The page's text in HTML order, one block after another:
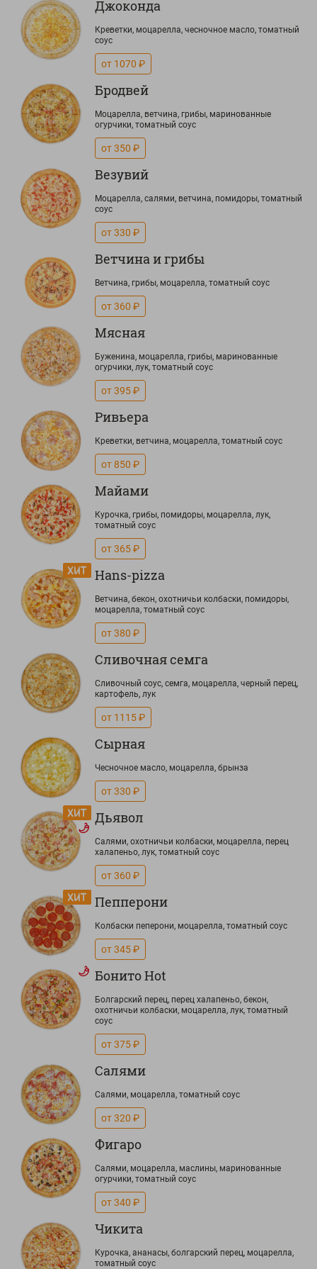
Джоконда
Креветки, моцарелла, чесночное масло, томатный
соус
от 1070 ₽
Бродвей
Моцарелла, ветчина, грибы, маринованные
огурчики, томатный соус
от 350 ₽
Везувий
Моцарелла, салями, ветчина, помидоры, томатный
соус
от 330 ₽
Ветчина и грибы
Ветчина, грибы, моцарелла, томатный соус
от 360 ₽
Мясная
Буженина, моцарелла, грибы, маринованные
огурчики, лук, томатный соус
от 395 ₽
Ривьера
Креветки, ветчина, моцарелла, томатный соус
от 850 ₽
Майами
Курочка, грибы, помидоры, моцарелла, лук,
томатный соус
от 365 ₽
Hans-pizza
Ветчина, бекон, охотничьи колбаски, помидоры,
моцарелла, томатный соус
от 380 ₽
Сливочная семга
Сливочный соус, семга, моцарелла, черный перец,
картофель, лук
от 1115 ₽
Сырная
Чесночное масло, моцарелла, брынза
от 330 ₽
Дьявол
Салями, охотничьи колбаски, моцарелла, перец
халапеньо, лук, томатный соус
от 360 ₽
Пепперони
Колбаски пеперони, моцарелла, томатный соус
от 345 ₽
Бонито Hot
Болгарский перец, перец халапеньо, бекон,
охотничьи колбаски, моцарелла, лук, томатный
соус
от 375 ₽
Салями
Салями, моцарелла, томатный соус
от 320 ₽
Фигаро
Салями, моцарелла, маслины, маринованные
огурчики, томатный соус
от 340 ₽
Чикита
Курочка, ананасы, болгарский перец, моцарелла,
томатный соус